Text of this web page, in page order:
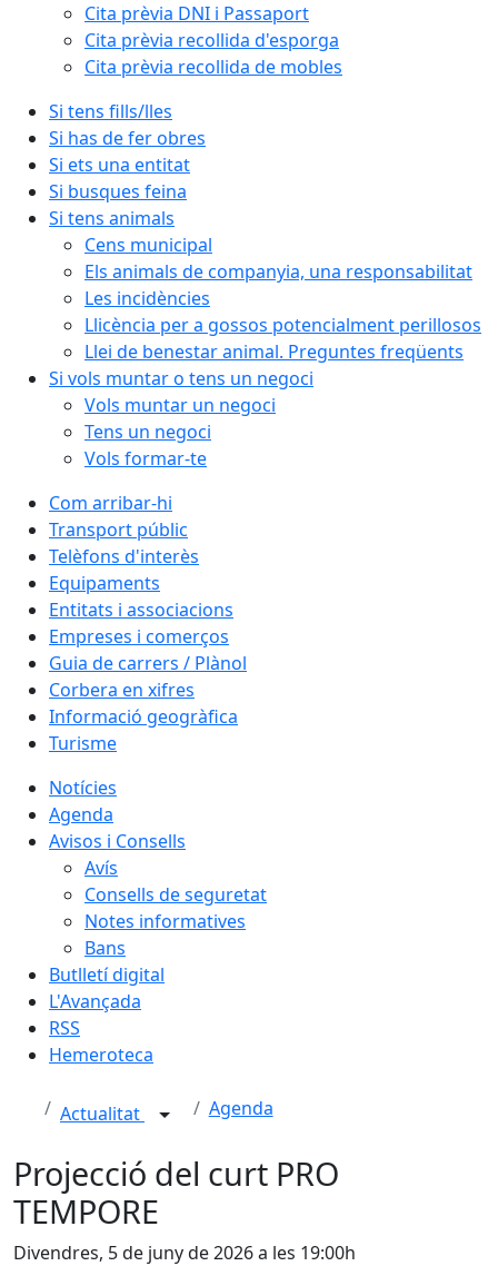
Cita prèvia DNI i Passaport
Cita prèvia recollida d'esporga
Cita prèvia recollida de mobles
Si tens fills/lles
Si has de fer obres
Si ets una entitat
Si busques feina
Si tens animals
Cens municipal
Els animals de companyia, una responsabilitat
Les incidències
Llicència per a gossos potencialment perillosos
Llei de benestar animal. Preguntes freqüents
Si vols muntar o tens un negoci
Vols muntar un negoci
Tens un negoci
Vols formar-te
Com arribar-hi
Transport públic
Telèfons d'interès
Equipaments
Entitats i associacions
Empreses i comerços
Guia de carrers / Plànol
Corbera en xifres
Informació geogràfica
Turisme
Notícies
Agenda
Avisos i Consells
Avís
Consells de seguretat
Notes informatives
Bans
Butlletí digital
L'Avançada
RSS
Hemeroteca
Actualitat Agenda
Projecció del curt PRO
TEMPORE
Divendres, 5 de juny de 2026 a les 19:00h